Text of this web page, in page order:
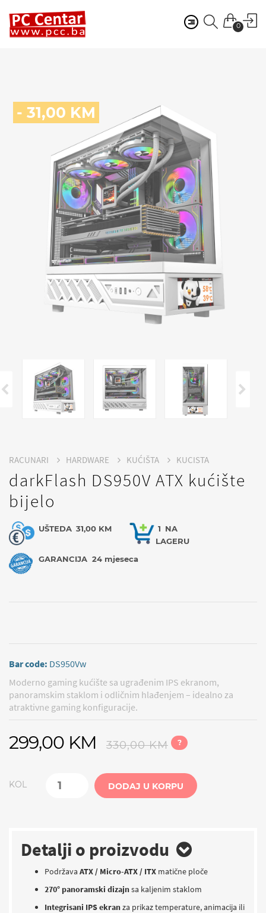
0
- 31,00 KM
RACUNARI HARDWARE KUĆIŠTA KUCISTA
darkFlash DS950V ATX kućište
bijelo
UŠTEDA 31,00 KM 1 NA
LAGERU
GARANCIJA 24 mjeseca
Bar code: DS950Vw
Moderno gaming kućište sa ugrađenim IPS ekranom,
panoramskim staklom i odličnim hlađenjem – idealno za
atraktivne gaming konfiguracije.
299,00 KM 330,00 KM ?
KOL DODAJ U KORPU
Detalji o proizvodu
Podržava ATX / Micro-ATX / ITX matične ploče
270° panoramski dizajnsa kaljenim staklom
Integrisani IPS ekranza prikaz temperature, animacija ili